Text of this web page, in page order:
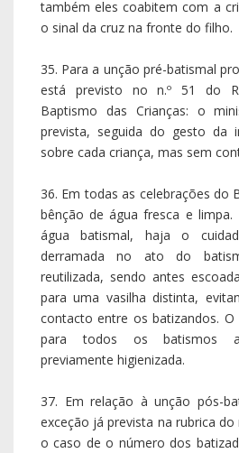
também eles coabitem com a
o sinal da cruz na fronte do filho.
35. Para a unção pré-batismal
está previsto no n.º 51 do
Baptismo das Crianças: o
prevista, seguida do gesto da
sobre cada criança, mas sem
36. Em todas as celebrações do
bênção de água fresca e limpa.
água batismal, haja o
derramada no ato do
reutilizada, sendo antes
para uma vasilha distinta,
contacto entre os batizandos.
para todos os batismos
previamente higienizada.
37. Em relação à unção pós-
exceção já prevista na rubrica do
o caso de o número dos